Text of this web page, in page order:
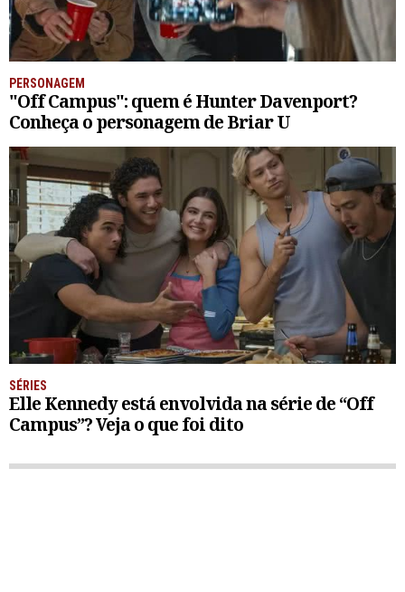
PERSONAGEM
"Off Campus": quem é Hunter Davenport?
Conheça o personagem de Briar U
SÉRIES
Elle Kennedy está envolvida na série de “Off
Campus”? Veja o que foi dito